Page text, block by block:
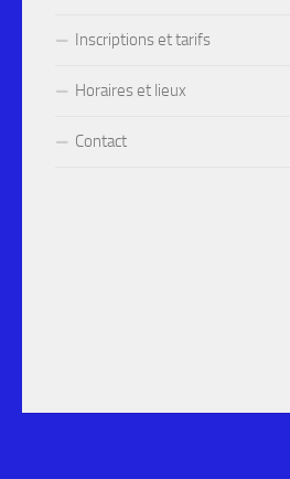
Inscriptions et tarifs
Horaires et lieux
Contact